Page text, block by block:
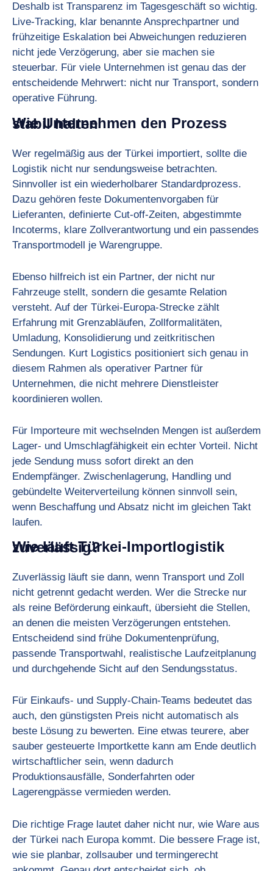
Deshalb ist Transparenz im Tagesgeschäft so wichtig.
Live-Tracking, klar benannte Ansprechpartner und
frühzeitige Eskalation bei Abweichungen reduzieren
nicht jede Verzögerung, aber sie machen sie
steuerbar. Für viele Unternehmen ist genau das der
entscheidende Mehrwert: nicht nur Transport, sondern
operative Führung.
Wie Unternehmen den Prozess stabil halten
Wer regelmäßig aus der Türkei importiert, sollte die
Logistik nicht nur sendungsweise betrachten.
Sinnvoller ist ein wiederholbarer Standardprozess.
Dazu gehören feste Dokumentenvorgaben für
Lieferanten, definierte Cut-off-Zeiten, abgestimmte
Incoterms, klare Zollverantwortung und ein passendes
Transportmodell je Warengruppe.
Ebenso hilfreich ist ein Partner, der nicht nur
Fahrzeuge stellt, sondern die gesamte Relation
versteht. Auf der Türkei-Europa-Strecke zählt
Erfahrung mit Grenzabläufen, Zollformalitäten,
Umladung, Konsolidierung und zeitkritischen
Sendungen. Kurt Logistics positioniert sich genau in
diesem Rahmen als operativer Partner für
Unternehmen, die nicht mehrere Dienstleister
koordinieren wollen.
Für Importeure mit wechselnden Mengen ist außerdem
Lager- und Umschlagfähigkeit ein echter Vorteil. Nicht
jede Sendung muss sofort direkt an den
Endempfänger. Zwischenlagerung, Handling und
gebündelte Weiterverteilung können sinnvoll sein,
wenn Beschaffung und Absatz nicht im gleichen Takt
laufen.
Wie läuft Türkei-Importlogistik zuverlässig?
Zuverlässig läuft sie dann, wenn Transport und Zoll
nicht getrennt gedacht werden. Wer die Strecke nur
als reine Beförderung einkauft, übersieht die Stellen,
an denen die meisten Verzögerungen entstehen.
Entscheidend sind frühe Dokumentenprüfung,
passende Transportwahl, realistische Laufzeitplanung
und durchgehende Sicht auf den Sendungsstatus.
Für Einkaufs- und Supply-Chain-Teams bedeutet das
auch, den günstigsten Preis nicht automatisch als
beste Lösung zu bewerten. Eine etwas teurere, aber
sauber gesteuerte Importkette kann am Ende deutlich
wirtschaftlicher sein, wenn dadurch
Produktionsausfälle, Sonderfahrten oder
Lagerengpässe vermieden werden.
Die richtige Frage lautet daher nicht nur, wie Ware aus
der Türkei nach Europa kommt. Die bessere Frage ist,
wie sie planbar, zollsauber und termingerecht